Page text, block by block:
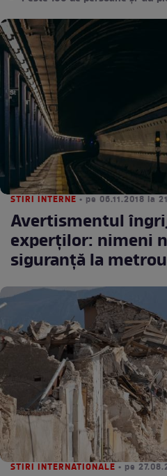
STIRI INTERNE • pe 06.11.2018 la
Avertismentul
experților: nimeni
siguranță la
STIRI INTERNATIONALE • pe